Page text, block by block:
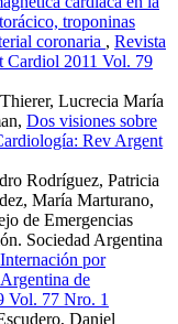
troponinas
coronaria , Revista
Cardiol 2011 Vol. 79
Lucrecia María
Dos visiones sobre
Rev Argent
Rodríguez, Patricia
María Marturano,
de Emergencias
Sociedad Argentina
por
de
Vol. 77 Nro. 1
Daniel